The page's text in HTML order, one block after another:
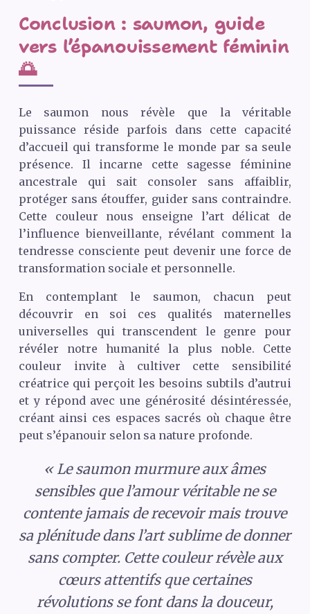
Conclusion : saumon, guide
vers l’épanouissement féminin
🌅
Le saumon nous révèle que la véritable
puissance réside parfois dans cette capacité
d’accueil qui transforme le monde par sa seule
présence. Il incarne cette sagesse féminine
ancestrale qui sait consoler sans affaiblir,
protéger sans étouffer, guider sans contraindre.
Cette couleur nous enseigne l’art délicat de
l’influence bienveillante, révélant comment la
tendresse consciente peut devenir une force de
transformation sociale et personnelle.
En contemplant le saumon, chacun peut
découvrir en soi ces qualités maternelles
universelles qui transcendent le genre pour
révéler notre humanité la plus noble. Cette
couleur invite à cultiver cette sensibilité
créatrice qui perçoit les besoins subtils d’autrui
et y répond avec une générosité désintéressée,
créant ainsi ces espaces sacrés où chaque être
peut s’épanouir selon sa nature profonde.
« Le saumon murmure aux âmes
sensibles que l’amour véritable ne se
contente jamais de recevoir mais trouve
sa plénitude dans l’art sublime de donner
sans compter. Cette couleur révèle aux
cœurs attentifs que certaines
révolutions se font dans la douceur,